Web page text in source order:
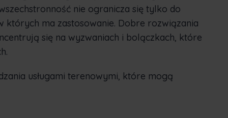
nie ogranicza się tylko do
których ma zastosowanie. Dobre rozwiązania
się na wyzwaniach i bolączkach, które
usługami terenowymi, które mogą